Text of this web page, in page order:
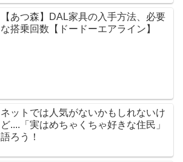
【あつ森】DAL家具の入手方法、必要
な搭乗回数【ドードーエアライン】
ネットでは人気がないかもしれないけ
ど....「実はめちゃくちゃ好きな住民」
語ろう！